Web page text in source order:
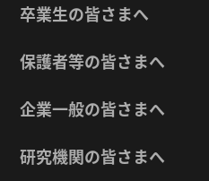
卒業生の皆さまへ
保護者等の皆さまへ
企業一般の皆さまへ
研究機関の皆さまへ